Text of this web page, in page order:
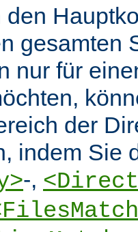
den
gesamten
nur für
der
indem Sie
-,